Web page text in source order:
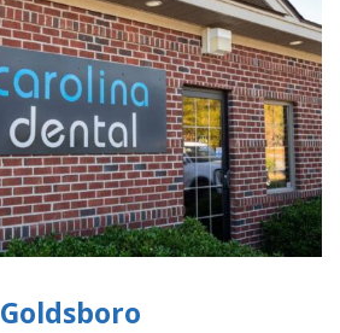
Goldsboro